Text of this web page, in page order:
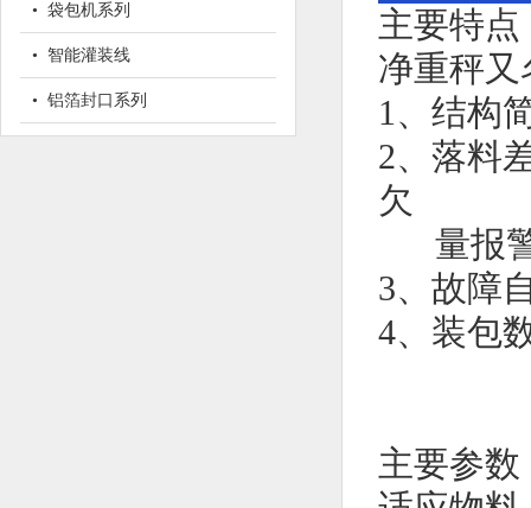
• 袋包机系列
• 智能灌装线
• 铝箔封口系列
主要特点
净重秤
1、结构
2、落料
欠
量报
3、故障
4、装包
主要参数